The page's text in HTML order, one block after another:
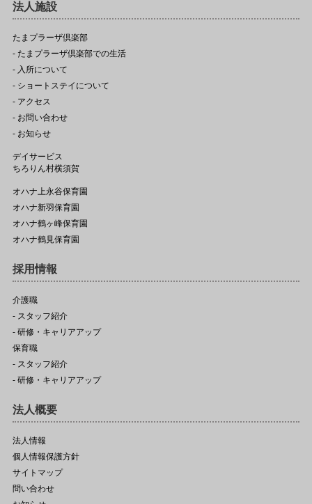
法人施設
たまプラーザ倶楽部
- たまプラーザ倶楽部での生活
- 入所について
- ショートステイについて
- アクセス
- お問い合わせ
- お知らせ
デイサービス
ちろりん村横須賀
オハナ上永谷保育園
オハナ新羽保育園
オハナ鶴ヶ峰保育園
オハナ鶴見保育園
採用情報
介護職
- スタッフ紹介
- 研修・キャリアアップ
保育職
- スタッフ紹介
- 研修・キャリアアップ
法人概要
法人情報
個人情報保護方針
サイトマップ
問い合わせ